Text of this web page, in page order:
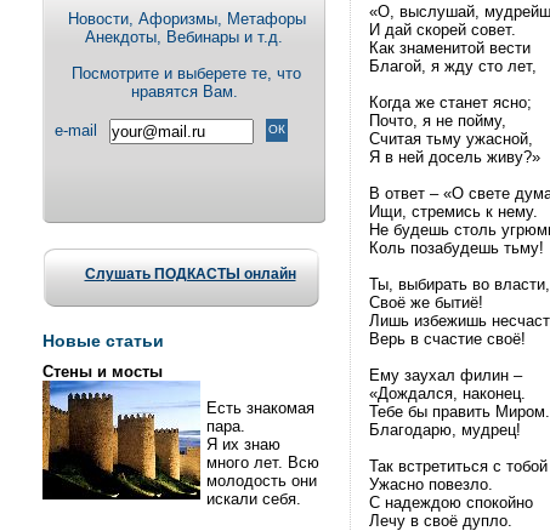
Новости, Aфоризмы, Метафоры
Анекдоты, Вебинары и т.д.
Посмотрите и выберете те, что
нравятся Вам.
e-mail
Слушать ПОДКАСТЫ онлайн
Новые статьи
Стены и мосты
Есть знакомая
пара.
Я их знаю
много лет. Всю
молодость они
искали себя.
«О, выслушай,
И дай скорей совет.
Как знаменитой вести
Благой, я жду сто лет,
Когда же станет ясно;
Почто, я не пойму,
Считая тьму ужасной,
Я в ней досель живу?»
В ответ – «О свете
Ищи, стремись к нему.
Не будешь столь
Коль позабудешь тьму!
Ты, выбирать во власти,
Своё же бытиё!
Лишь избежишь
Верь в счастие своё!
Ему заухал филин –
«Дождался, наконец.
Тебе бы править Миром.
Благодарю, мудрец!
Так встретиться с
Ужасно повезло.
С надеждою спокойно
Лечу в своё дупло.